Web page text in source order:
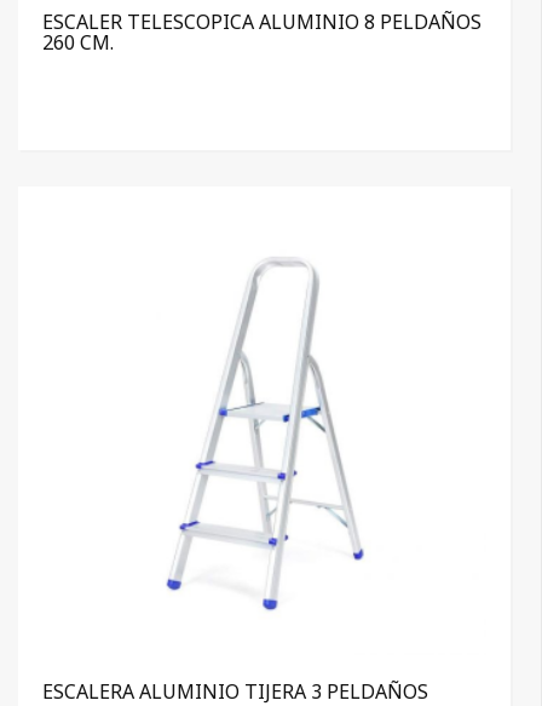
ESCALER TELESCOPICA ALUMINIO 8 PELDAÑOS
260 CM.
ESCALERA ALUMINIO TIJERA 3 PELDAÑOS